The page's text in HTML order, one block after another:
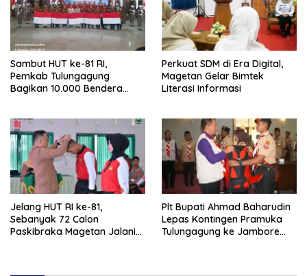
Sambut HUT ke-81 RI,
Pemkab Tulungagung
Bagikan 10.000 Bendera
Perkuat SDM di Era Digital,
Magetan Gelar Bimtek
Literasi Informasi
Jelang HUT RI ke-81,
Sebanyak 72 Calon
Paskibraka Magetan Jalani
Plt Bupati Ahmad Baharudin
Lepas Kontingen Pramuka
Tulungagung ke Jambore